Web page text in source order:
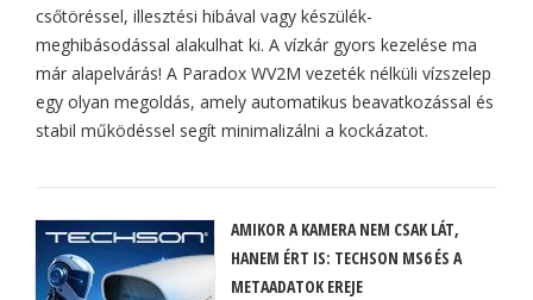
csőtöréssel, illesztési hibával vagy készülék-
meghibásodással alakulhat ki. A vízkár gyors kezelése ma
már alapelvárás! A Paradox WV2M vezeték nélküli vízszelep
egy olyan megoldás, amely automatikus beavatkozással és
stabil működéssel segít minimalizálni a kockázatot.
AMIKOR A KAMERA NEM CSAK LÁT,
HANEM ÉRT IS: TECHSON MS6 ÉS A
METAADATOK EREJE